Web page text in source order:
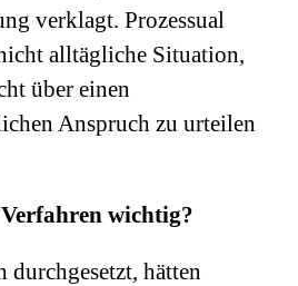
verklagt. Prozessual
alltägliche Situation,
über einen
Anspruch zu urteilen
wichtig?
durchgesetzt, hätten